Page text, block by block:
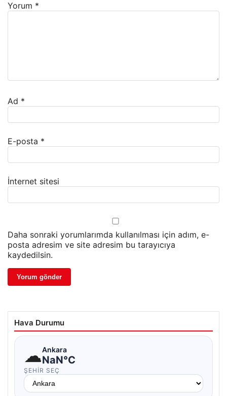
Yorum *
Ad *
E-posta *
İnternet sitesi
Daha sonraki yorumlarımda kullanılması için adım, e-
posta adresim ve site adresim bu tarayıcıya
kaydedilsin.
Hava Durumu
☁Ankara
NaN°C
ŞEHIR SEÇ